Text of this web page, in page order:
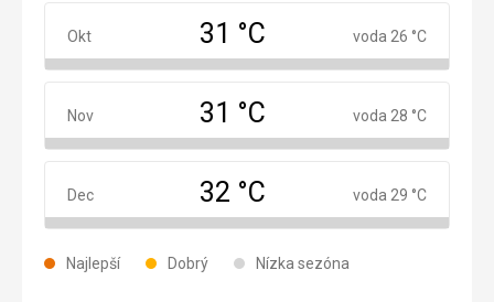
Najlepší Dobrý Nízka sezóna
Október
Okt 31 °C voda 26 °C
November
Nov 31 °C voda 28 °C
December
Dec 32 °C voda 29 °C